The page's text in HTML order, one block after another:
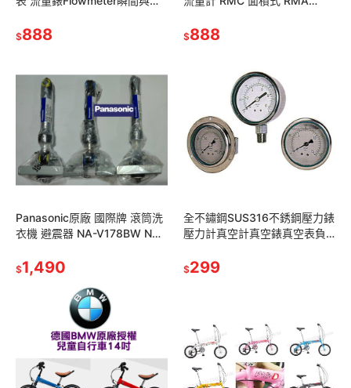
表累積水量控制電磁閥關水自
$888
Flowmeter
$888
Panasonic原廠 國際牌 滾筒洗
衣機 避震器 NA-V178BW NA-
$1,490
全不鏽鋼SUS316不銹鋼壓力錶
壓力計真空計真空錶真空表負
pressure gauge
$299